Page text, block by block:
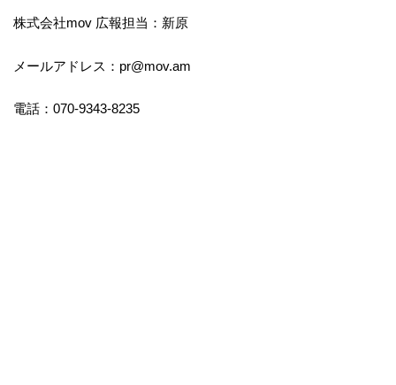
株式会社mov 広報担当：新原
メールアドレス：pr@mov.am
電話：070-9343-8235